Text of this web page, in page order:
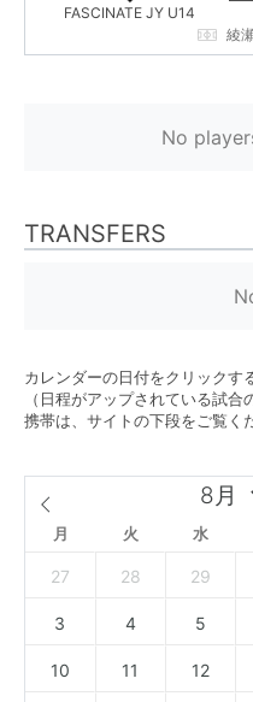
FASCINATE JY U14
綾
No
TRANSFERS
カレンダーの日付をクリックす
（日程がアップされている試合
携帯は、サイトの下段をご覧く
月 火 水
27 28 29
3 4 5
10 11 12